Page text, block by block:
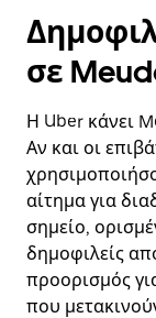
σε
Η Uber κάνει
Αν και οι
αίτημα για
σημείο,
δημοφιλείς
προορισμός
που